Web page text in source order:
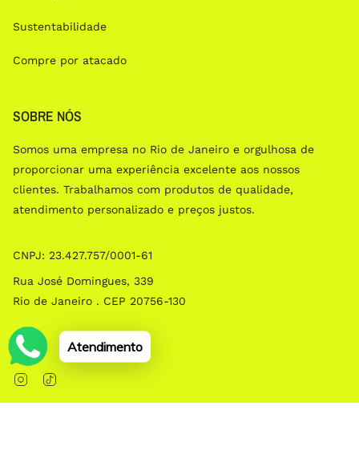
Sustentabilidade
Compre por atacado
SOBRE NÓS
Somos uma empresa no Rio de Janeiro e orgulhosa de
proporcionar uma experiência excelente aos nossos
clientes. Trabalhamos com produtos de qualidade,
atendimento personalizado e preços justos.
CNPJ: 23.427.757/0001­-61
Rua José Domingues, 339
Rio de Janeiro . CEP 20756-130
Social
Instagram
Atendimento